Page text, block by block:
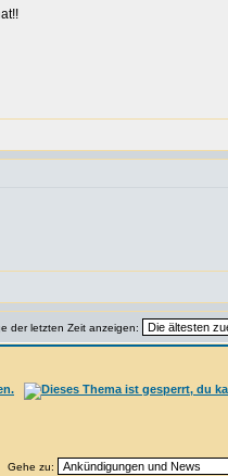
der letzten Zeit anzeigen:
Gehe zu: